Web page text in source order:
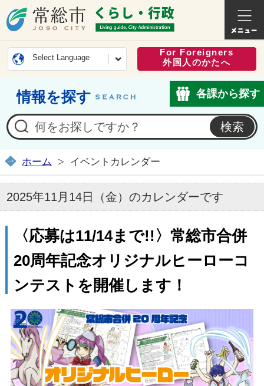
常総市公式ホームページ
くらし
Select Language
For Foreigners
外国人のかたへ
情報を探す 各課から探す
ホーム イベントカレンダー
2025年11月14日（金）のカレンダーです
〈応募は11/14まで!!〉常総市合併
20周年記念オリジナルヒーローコ
ンテストを開催します！